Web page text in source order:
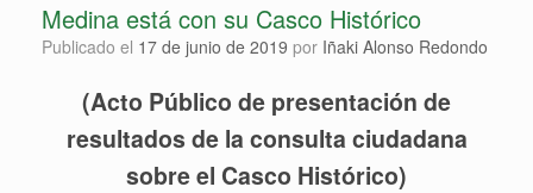
Medina está con su Casco Histórico
Publicado el 17 de junio de 2019 por Iñaki Alonso Redondo
(Acto Público de presentación de
resultados de la consulta ciudadana
sobre el Casco Histórico)